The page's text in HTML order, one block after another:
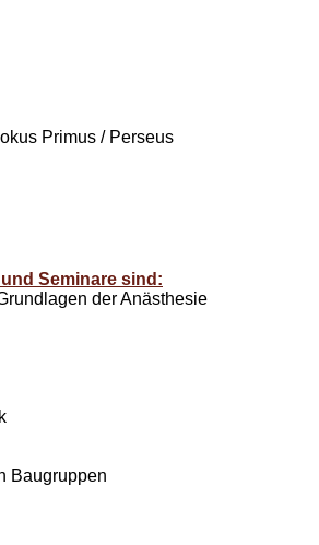
Primus / Perseus
Seminare sind:
der Anästhesie
Baugruppen